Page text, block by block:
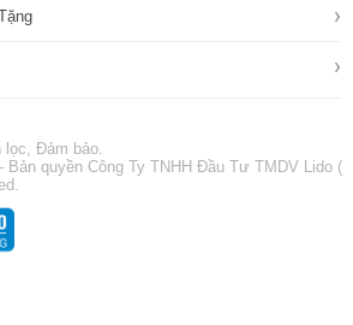
›
›
lọc, Đảm bảo.
Bản quyền Công Ty TNHH Đầu Tư TMDV Lido (